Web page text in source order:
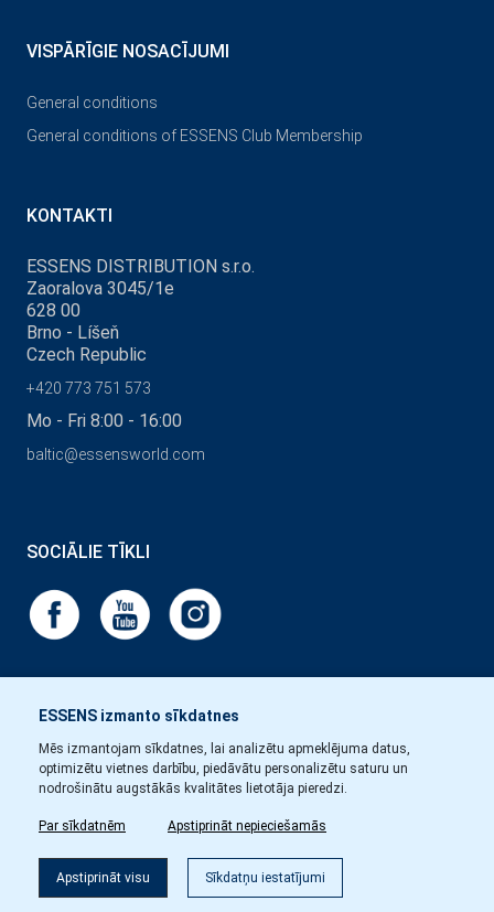
ESSENS izmanto sīkdatnes
Mēs izmantojam sīkdatnes, lai analizētu apmeklējuma datus,
optimizētu vietnes darbību, piedāvātu personalizētu saturu un
nodrošinātu augstākās kvalitātes lietotāja pieredzi.
Par sīkdatnēm Apstiprināt nepieciešamās
Apstiprināt visu Sīkdatņu iestatījumi
VISPĀRĪGIE NOSACĪJUMI
General conditions
General conditions of ESSENS Club Membership
KONTAKTI
ESSENS DISTRIBUTION s.r.o.
Zaoralova 3045/1e
628 00
Brno - Líšeň
Czech Republic
+420 773 751 573
Mo - Fri 8:00 - 16:00
baltic@essensworld.com
SOCIĀLIE TĪKLI